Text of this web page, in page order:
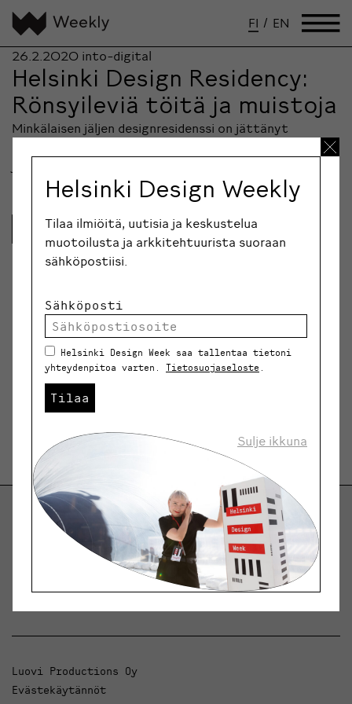
FI / EN
26.2.2020 into-digital
Helsinki Design Residency:
Rönsyileviä töitä ja muistoja
Minkälaisen jäljen designresidenssi on jättänyt
Lue lisää
Helsinki Design Weekly.
Keskustelua, uutisia ja ilmiöitä muotoilusta ja
arkkitehtuurista.
Luovi Productions Oy
Evästekäytännöt
Helsinki Design Weekly
Tilaa ilmiöitä, uutisia ja keskustelua
muotoilusta ja arkkitehtuurista suoraan
sähköpostiisi.
Sähköposti
Helsinki Design Week saa tallentaa tietoni
yhteydenpitoa varten. Tietosuojaseloste
Tilaa
Sulje ikkuna